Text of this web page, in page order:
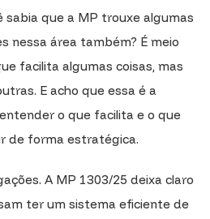
sabia que a MP trouxe algumas
nessa área também? É meio
facilita algumas coisas, mas
E acho que essa é a
o que facilita e o que
de forma estratégica.
A MP 1303/25 deixa claro
ter um sistema eficiente de